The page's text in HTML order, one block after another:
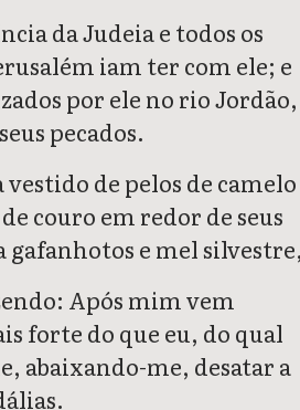
da Judeia e todos os
iam ter com ele; e
por ele no rio Jordão,
pecados.
vestido de pelos de camelo
couro em redor de seus
gafanhotos e mel
Após mim vem
forte do que eu, do qual
abaixando-me, desatar a